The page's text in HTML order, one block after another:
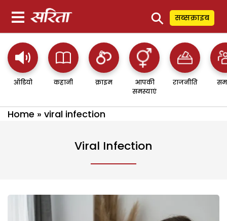
⚲ सब्सक्राइब
ऑडियो कहानी क्राइम
आपकी
समस्याएं
राजनीति
Home » viral infection
Viral Infection